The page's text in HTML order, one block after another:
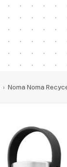
› Noma Noma